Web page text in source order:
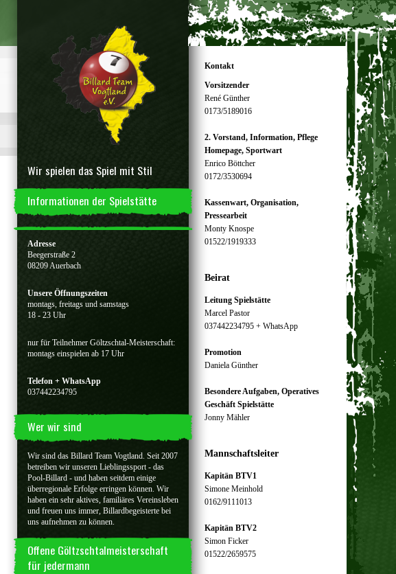
Wir spielen das Spiel mit Stil
Informationen der Spielstätte
Adresse
Beegerstraße 2
08209 Auerbach
Unsere Öffnungszeiten
montags, freitags und samstags
18 - 23 Uhr
nur für Teilnehmer Göltzschtal-Meisterschaft:
montags einspielen ab 17 Uhr
Telefon + WhatsApp
037442234795
Wer wir sind
Wir sind das Billard Team Vogtland. Seit 2007
betreiben wir unseren Lieblingssport - das
Pool-Billard - und haben seitdem einige
überregionale Erfolge erringen können. Wir
haben ein sehr aktives, familiäres Vereinsleben
und freuen uns immer, Billardbegeisterte bei
uns aufnehmen zu können.
Offene Göltzschtalmeisterschaft
für jedermann
Kontakt
Vorsitzender
René Günther
0173/5189016
2. Vorstand, Information, Pflege
Homepage, Sportwart
Enrico Böttcher
0172/3530694
Kassenwart, Organisation,
Pressearbeit
Monty Knospe
01522/1919333
Beirat
Leitung Spielstätte
Marcel Pastor
037442234795 + WhatsApp
Promotion
Daniela Günther
Besondere Aufgaben, Operatives
Geschäft Spielstätte
Jonny Mähler
Mannschaftsleiter
Kapitän BTV1
Simone Meinhold
0162/9111013
Kapitän BTV2
Simon Ficker
01522/2659575